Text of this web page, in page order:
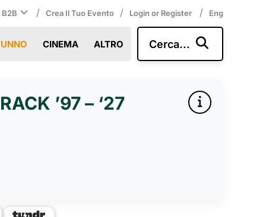
/ Crea Il Tuo Evento / Login or Register / Eng
CINEMA ALTRO Cerca...
’97 – ‘27